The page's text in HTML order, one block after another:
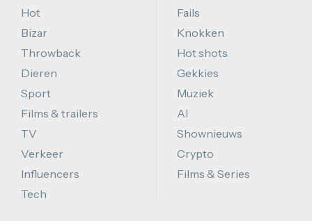
Hot
Bizar
Throwback
Dieren
Sport
Films & trailers
TV
Verkeer
Influencers
Tech
Fails
Knokken
Hot shots
Gekkies
Muziek
AI
Shownieuws
Crypto
Films & Series